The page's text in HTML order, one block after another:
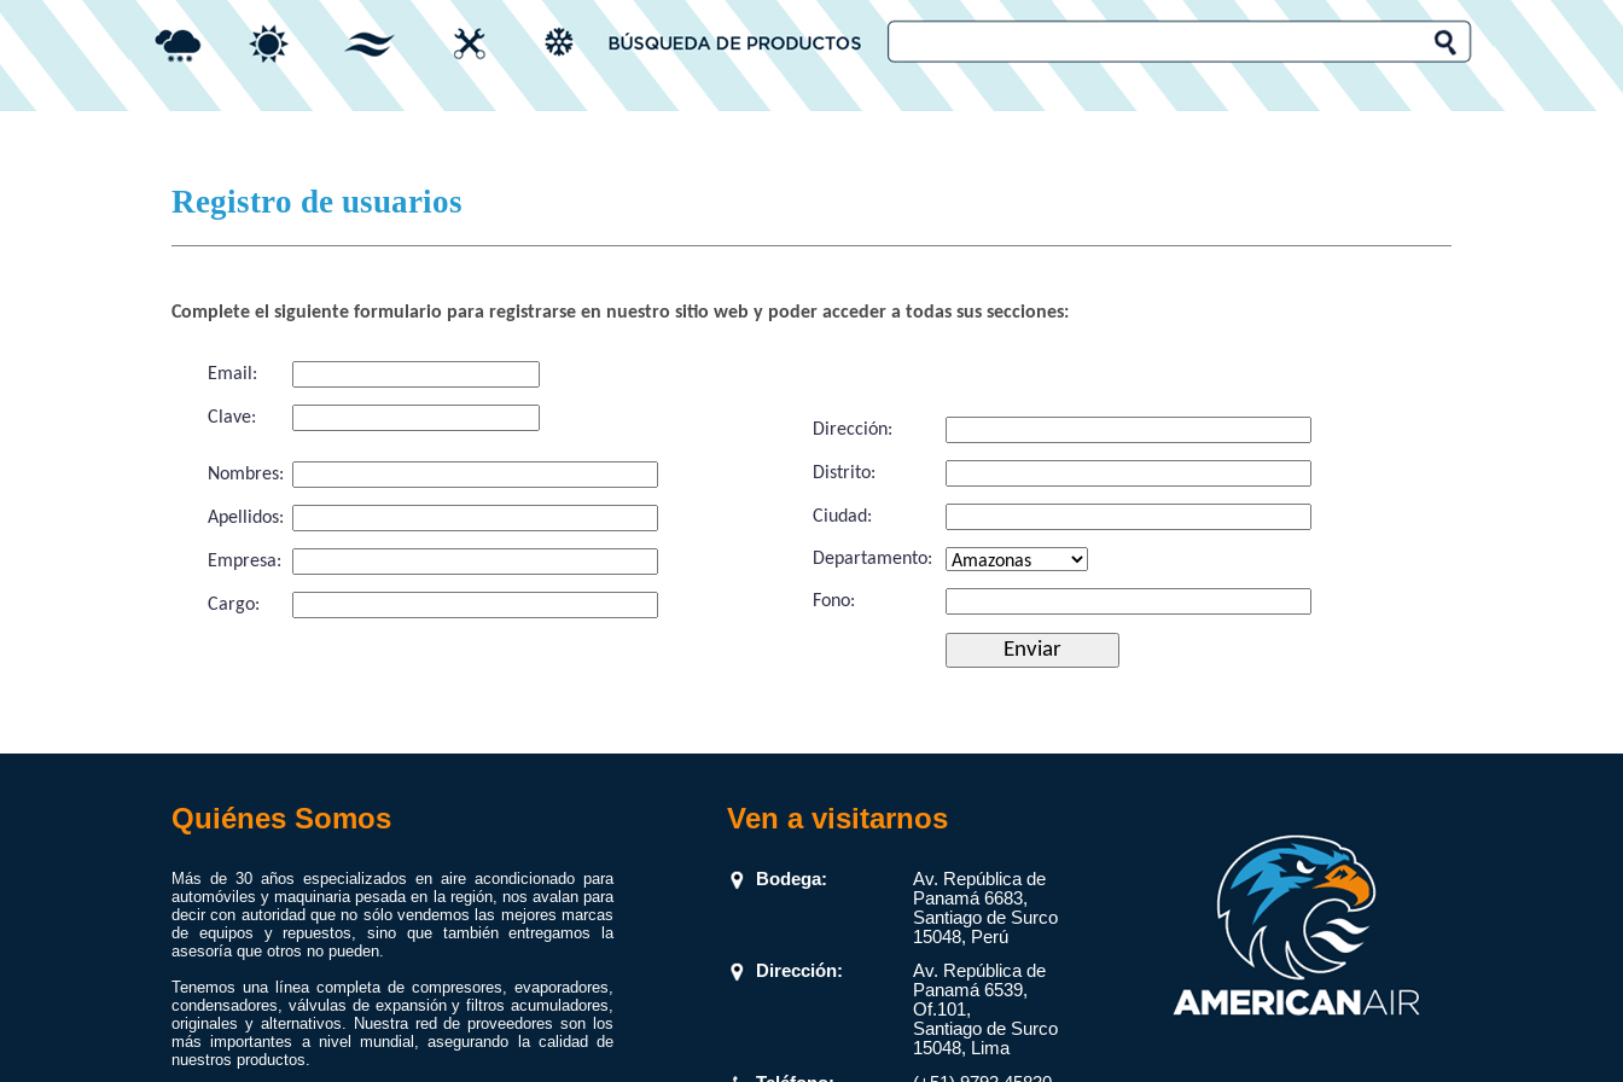
Registro de usuarios
Complete el siguiente formulario para registrarse en nuestro sitio web y poder acceder a todas sus secciones:
Email:
Clave:
Nombres:
Apellidos:
Empresa:
Cargo:
Dirección:
Distrito:
Ciudad:
Departamento:
Fono:
Quiénes Somos
Más de 30 años especializados en aire acondicionado para
automóviles y maquinaria pesada en la región, nos avalan para
decir con autoridad que no sólo vendemos las mejores marcas
de equipos y repuestos, sino que también entregamos la
asesoría que otros no pueden.
Tenemos una línea completa de compresores, evaporadores,
condensadores, válvulas de expansión y filtros acumuladores,
originales y alternativos. Nuestra red de proveedores son los
más importantes a nivel mundial, asegurando la calidad de
nuestros productos.
Ven a visitarnos
Bodega:
Av. República de
Panamá 6683,
Santiago de Surco
15048, Perú
Dirección:
Av. República de
Panamá 6539,
Of.101,
Santiago de Surco
15048, Lima